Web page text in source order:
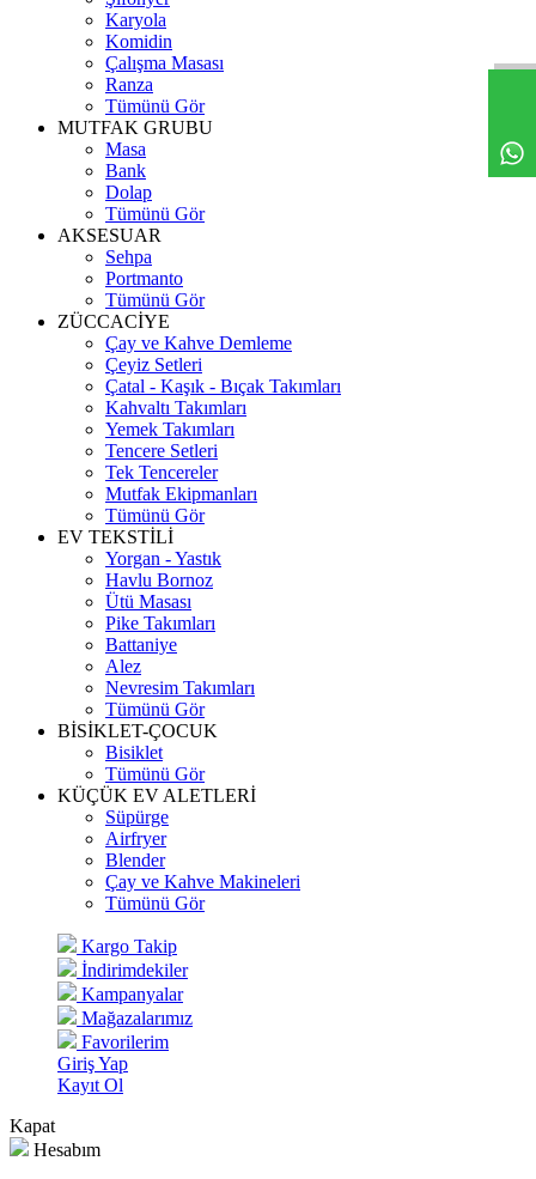
Karyola
Komidin
Çalışma Masası
Ranza
Tümünü Gör
MUTFAK GRUBU
Masa
Bank
Dolap
Tümünü Gör
AKSESUAR
Sehpa
Portmanto
Tümünü Gör
ZÜCCACİYE
Çay ve Kahve Demleme
Çeyiz Setleri
Çatal - Kaşık - Bıçak Takımları
Kahvaltı Takımları
Yemek Takımları
Tencere Setleri
Tek Tencereler
Mutfak Ekipmanları
Tümünü Gör
EV TEKSTİLİ
Yorgan - Yastık
Havlu Bornoz
Ütü Masası
Pike Takımları
Battaniye
Alez
Nevresim Takımları
Tümünü Gör
BİSİKLET-ÇOCUK
Bisiklet
Tümünü Gör
KÜÇÜK EV ALETLERİ
Süpürge
Airfryer
Blender
Çay ve Kahve Makineleri
Tümünü Gör
Kargo Takip
İndirimdekiler
Kampanyalar
Mağazalarımız
Favorilerim
Giriş Yap
Kayıt Ol
Kapat
Hesabım